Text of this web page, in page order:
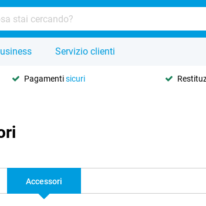
Servizio clienti
Pagamentisicuri
Accessori